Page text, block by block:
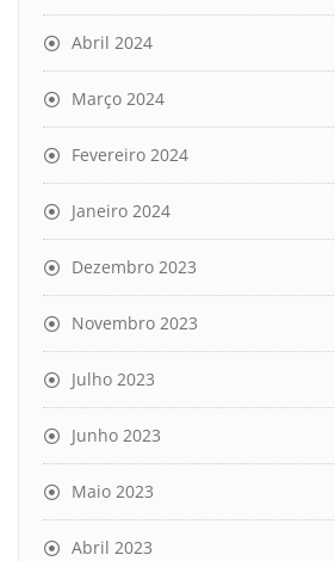
Abril 2024
Março 2024
Fevereiro 2024
Janeiro 2024
Dezembro 2023
Novembro 2023
Julho 2023
Junho 2023
Maio 2023
Abril 2023